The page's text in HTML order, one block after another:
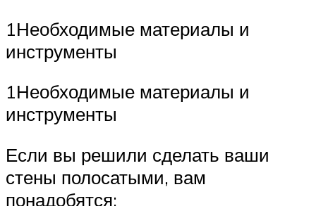
1Необходимые материалы и
инструменты
1Необходимые материалы и
инструменты
Если вы решили сделать ваши
стены полосатыми, вам
понадобятся: